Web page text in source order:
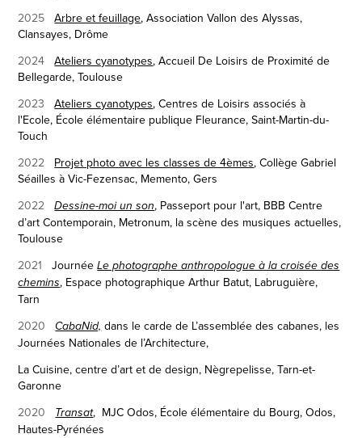
2025Arbre et feuillage, Association Vallon des Alyssas,
Clansayes, Drôme
2024Ateliers cyanotypes, Accueil De Loisirs de Proximité de
Bellegarde, Toulouse
2023Ateliers cyanotypes, Centres de Loisirs associés à
l'Ecole, École élémentaire publique Fleurance, Saint-Martin-du-
Touch
2022
Projet photo avec les classes de 4èmes, Collège Gabriel
Séailles à Vic-Fezensac, Memento, Gers
2022
Dessine-moi un son, Passeport pour l'art, BBB Centre
d’art Contemporain, Metronum, la scène des musiques actuelles,
Toulouse
2021JournéeLe photographe anthropologue à la croisée des
chemins, Espace photographique Arthur Batut, Labruguière,
Tarn
2020CabaNid, dans le carde de L’assemblée des cabanes, les
Journées Nationales de l’Architecture,
La Cuisine, centre d’art et de design, Nègrepelisse, Tarn-et-
Garonne
2020
Transat, MJC Odos, École élémentaire du Bourg, Odos,
Hautes-Pyrénées